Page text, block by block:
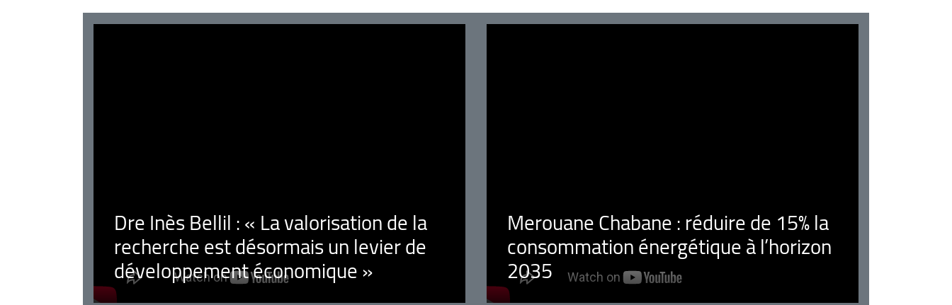
Dre Inès Bellil : « La valorisation de la
recherche est désormais un levier de
développement économique »
Merouane Chabane : réduire de 15% la
consommation énergétique à l’horizon
2035